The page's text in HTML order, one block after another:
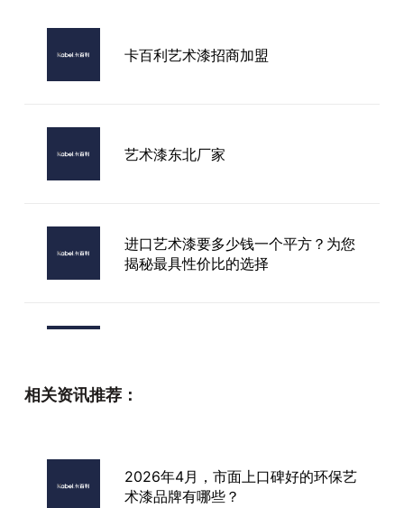
卡百利艺术漆招商加盟
艺术漆东北厂家
进口艺术漆要多少钱一个平方？为您
揭秘最具性价比的选择
相关资讯推荐：
2026年4月，市面上口碑好的环保艺
术漆品牌有哪些？